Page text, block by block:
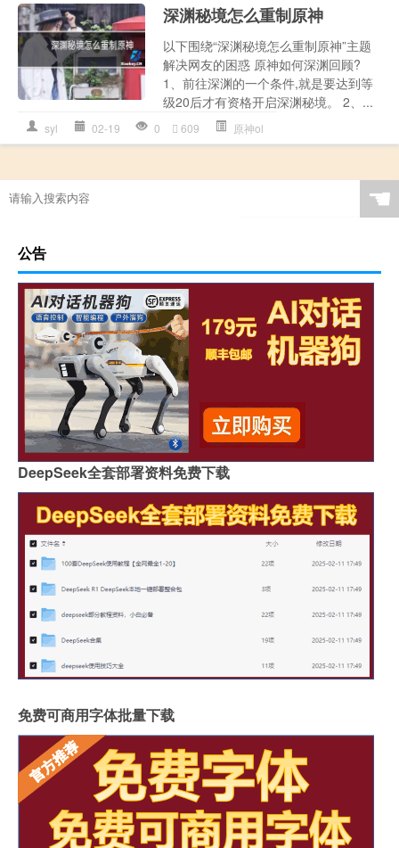
深渊秘境怎么重制原神
以下围绕“深渊秘境怎么重制原神”主题
解决网友的困惑 原神如何深渊回顾?
1、前往深渊的一个条件,就是要达到等
级20后才有资格开启深渊秘境。 2、...
syl 02-19 0 609 原神ol
☚
公告
DeepSeek全套部署资料免费下载
免费可商用字体批量下载